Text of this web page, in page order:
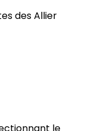
des Allier